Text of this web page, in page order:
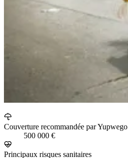
Couverture recommandée par Yupwego
500 000 €
Principaux risques sanitaires